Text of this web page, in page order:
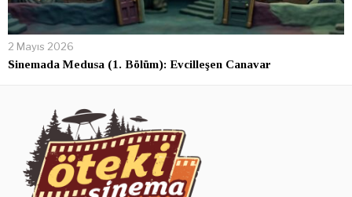
2 Mayıs 2026
Sinemada Medusa (1. Bölüm): Evcilleşen Canavar